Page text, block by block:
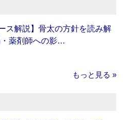
ス解説】骨太の方針を読み解
・薬剤師への影…
もっと見る »